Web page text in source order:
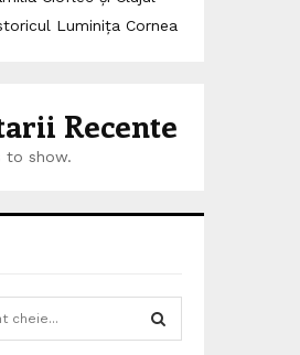
Luminița Cornea
Recente
to show.